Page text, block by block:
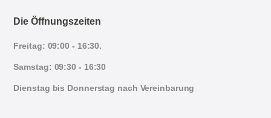
Die Öffnungszeiten
Freitag: 09:00 - 16:30.
Samstag: 09:30 - 16:30
Dienstag bis Donnerstag nach Vereinbarung